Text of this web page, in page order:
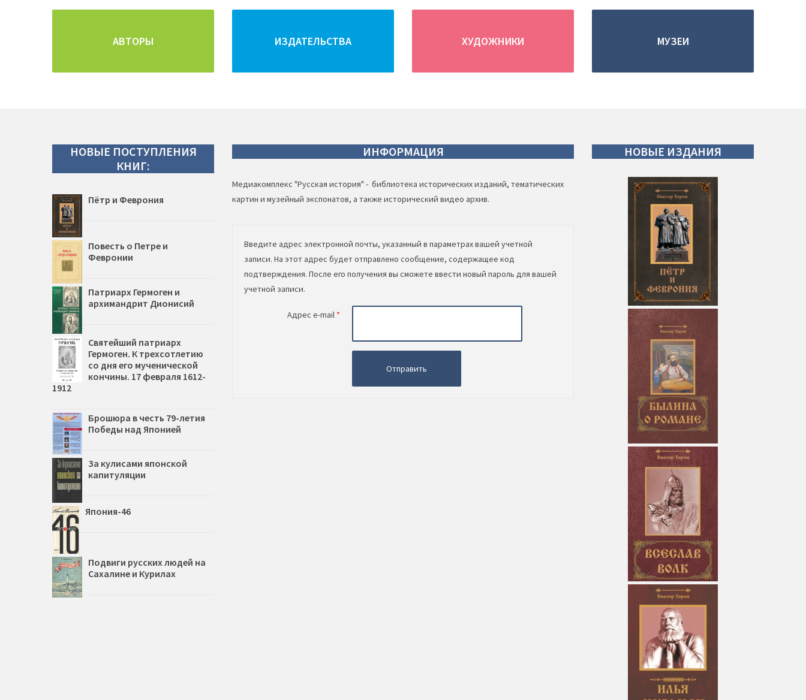
АВТОРЫ ИЗДАТЕЛЬСТВА ХУДОЖНИКИ МУЗЕИ
ИНФОРМАЦИЯ
Медиакомплекс "Русская история" - библиотека исторических изданий, тематических
картин и музейный экспонатов, а также исторический видео архив.
Введите адрес электронной почты, указанный в параметрах вашей учетной
записи. На этот адрес будет отправлено сообщение, содержащее код
подтверждения. После его получения вы сможете ввести новый пароль для вашей
учетной записи.
Адрес e-mail *
Отправить
НОВЫЕ ПОСТУПЛЕНИЯ
КНИГ:
Пётр и Феврония
Повесть о Петре и
Февронии
Патриарх Гермоген и
архимандрит Дионисий
Святейший патриарх
Гермоген. К трехсотлетию
со дня его мученической
кончины. 17 февраля 1612-
1912
Брошюра в честь 79-летия
Победы над Японией
За кулисами японской
капитуляции
Япония-46
Подвиги русских людей на
Сахалине и Курилах
НОВЫЕ ИЗДАНИЯ